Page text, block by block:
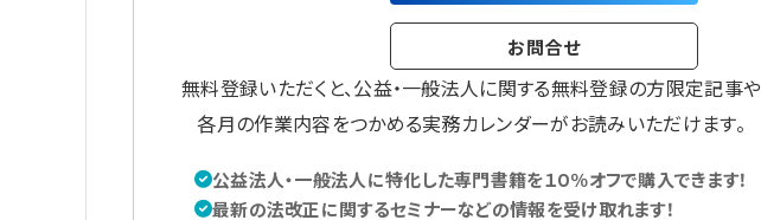
お問合せ
無料登録いただくと、公益・一般法人に関する無料登録の方限定記事や
各月の作業内容をつかめる実務カレンダーがお読みいただけます。
公益法人・一般法人に特化した専門書籍を１０％オフで購入できます！
最新の法改正に関するセミナーなどの情報を受け取れます！